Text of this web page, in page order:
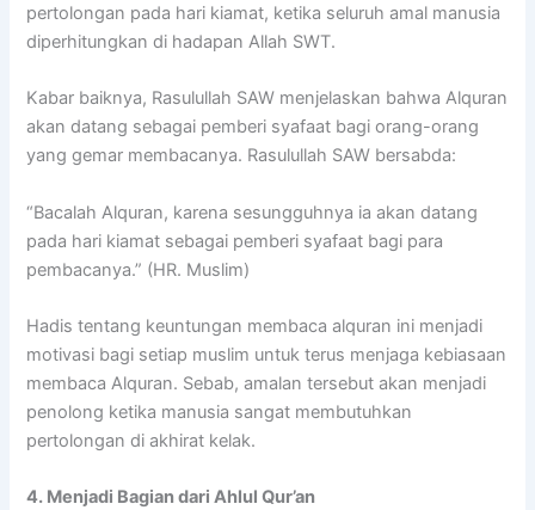
pertolongan pada hari kiamat, ketika seluruh amal manusia
diperhitungkan di hadapan Allah SWT.
Kabar baiknya, Rasulullah SAW menjelaskan bahwa Alquran
akan datang sebagai pemberi syafaat bagi orang-orang
yang gemar membacanya. Rasulullah SAW bersabda:
“Bacalah Alquran, karena sesungguhnya ia akan datang
pada hari kiamat sebagai pemberi syafaat bagi para
pembacanya.” (HR. Muslim)
Hadis tentang keuntungan membaca alquran ini menjadi
motivasi bagi setiap muslim untuk terus menjaga kebiasaan
membaca Alquran. Sebab, amalan tersebut akan menjadi
penolong ketika manusia sangat membutuhkan
pertolongan di akhirat kelak.
4. Menjadi Bagian dari Ahlul Qur’an